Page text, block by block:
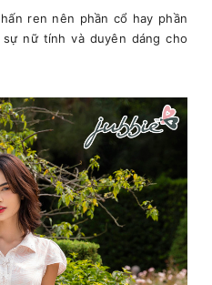
ren nên phần cổ hay phần
nữ tính và duyên dáng cho